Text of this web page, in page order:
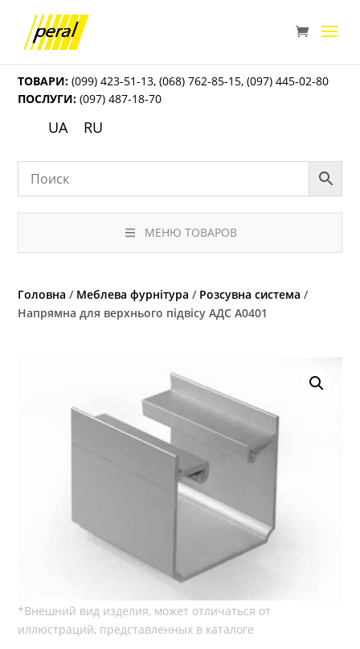
ТОВАРИ: (099) 423-51-13,(068) 762-85-15,(097) 445-02-80
ПОСЛУГИ: (097) 487-18-70
UA RU
МЕНЮ ТОВАРОВ
Головна / Меблева фурнітура / Розсувна система /
Напрямна для верхнього підвісу АДС А0401